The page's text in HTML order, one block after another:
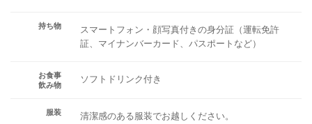
持ち物
スマートフォン・顔写真付きの身分証（運転免許
証、マイナンバーカード、パスポートなど）
お食事
飲み物
ソフトドリンク付き
服装 清潔感のある服装でお越しください。